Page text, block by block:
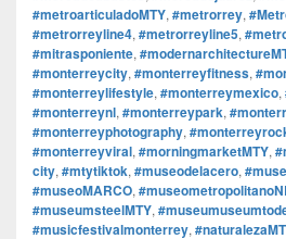
#metroarticuladoMTY, #metrorrey,
#metrorreyline4, #metrorreyline5,
#mitrasponiente,
#monterreycity, #monterreyfitness,
#monterreylifestyle, #monterreymexico,
#monterreynl, #monterreypark,
#monterreyphotography,
#monterreyviral, #morningmarketMTY,
city, #mtytiktok, #museodelacero,
#museoMARCO,
#museumsteelMTY,
#musicfestivalmonterrey,